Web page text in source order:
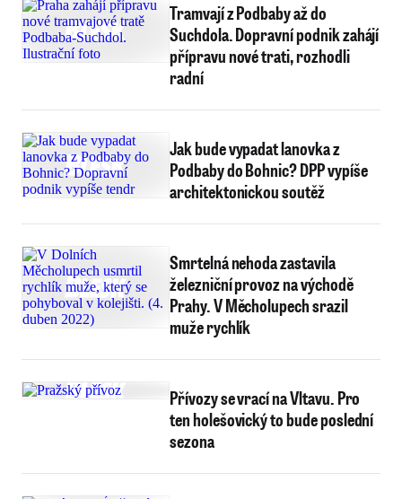
Tramvají z Podbaby až do
Suchdola. Dopravní podnik zahájí
přípravu nové trati, rozhodli
radní
Jak bude vypadat lanovka z
Podbaby do Bohnic? DPP vypíše
architektonickou soutěž
Smrtelná nehoda zastavila
železniční provoz na východě
Prahy. V Měcholupech srazil
muže rychlík
Přívozy se vrací na Vltavu. Pro
ten holešovický to bude poslední
sezona